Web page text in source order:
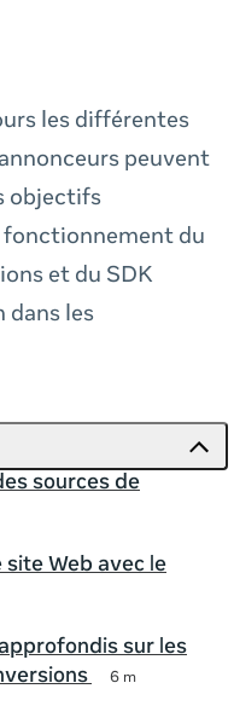
les différentes
peuvent
objectifs
fonctionnement du
et du SDK
dans les
sources de
Web avec le
sur les
6 m